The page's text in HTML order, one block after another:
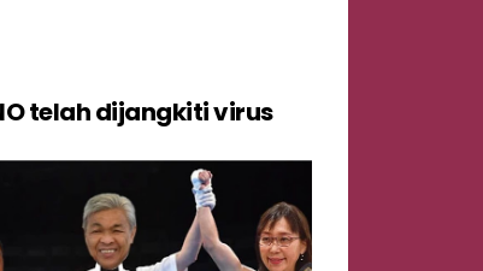
telah dijangkiti virus